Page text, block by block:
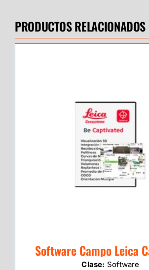
PRODUCTOS RELACIONADOS
Software Campo Leica
Clase: Software